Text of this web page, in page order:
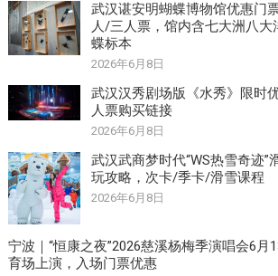
武汉谌安明蝴蝶博物馆优惠门
人/三人票，馆内含七大洲八大
蝶标本
2026年6月8日
武汉汉秀剧场版《水秀》限时
人票购买链接
2026年6月8日
武汉武商梦时代“WS热雪奇迹”
玩攻略，次卡/季卡/滑雪课程
2026年6月8日
宁波｜“恒康之夜”2026慈溪杨梅季演唱会6月
育场上演，入场门票优惠